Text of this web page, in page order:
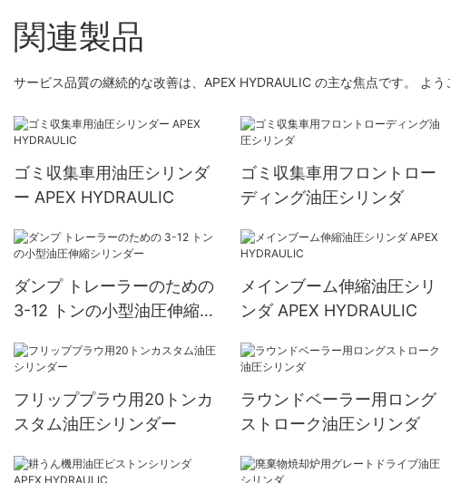
関連製品
サービス品質の継続的な改善は、APEX HYDRAULIC の主な焦点です。 よ
ゴミ収集車用油圧シリンダ
ー APEX HYDRAULIC
ゴミ収集車用フロントロー
ディング油圧シリンダ
ダンプ トレーラーのための
3-12 トンの小型油圧伸縮シ
メインブーム伸縮油圧シリ
ンダ APEX HYDRAULIC
フリッププラウ用20トンカ
スタム油圧シリンダー
ラウンドベーラー用ロング
ストローク油圧シリンダ